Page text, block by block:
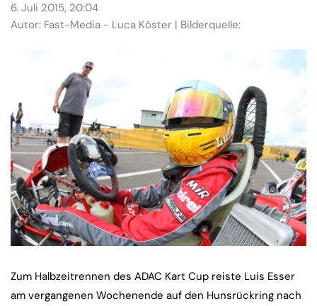
6. Juli 2015, 20:04
Autor: Fast-Media - Luca Köster | Bilderquelle:
Zum Halbzeitrennen des ADAC Kart Cup reiste Luis Esser
am vergangenen Wochenende auf den Hunsrückring nach